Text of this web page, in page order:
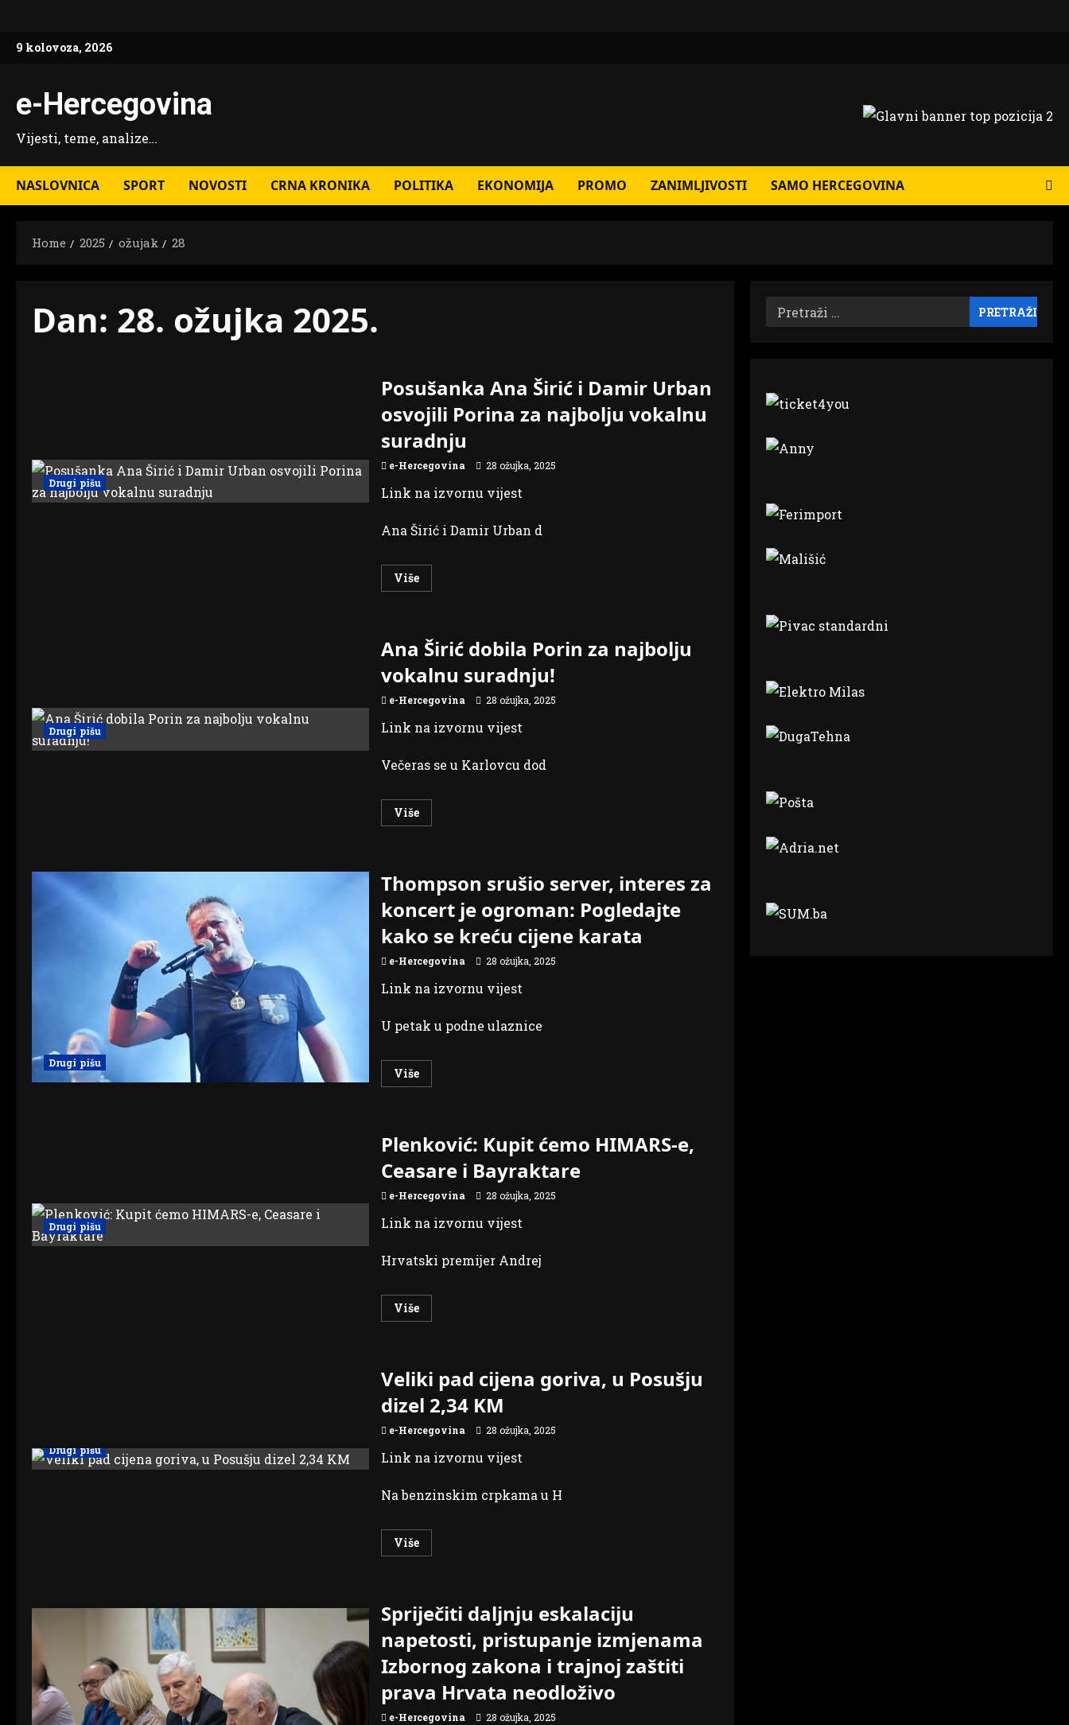
content
9 kolovoza, 2026
e-Hercegovina
Vijesti, teme, analize…
NASLOVNICA SPORT NOVOSTI CRNA KRONIKA POLITIKA EKONOMIJA PROMO ZANIMLJIVOSTI SAMO HERCEGOVINA
Home 2025 ožujak 28
Dan: 28. ožujka 2025.
Drugi pišu
Posušanka Ana Širić i Damir Urban
osvojili Porina za najbolju vokalnu
suradnju
e-Hercegovina 28 ožujka, 2025
Link na izvornu vijest
Ana Širić i Damir Urban d
VišeRead
more
Damir
Urban
osvojili
za
najbolju
vokalnu
suradnju
Drugi pišu
Ana Širić dobila Porin za najbolju
vokalnu suradnju!
e-Hercegovina 28 ožujka, 2025
Link na izvornu vijest
Večeras se u Karlovcu dod
VišeRead
more
Porin
za
najbolju
vokalnu
suradnju!
Drugi pišu
Thompson srušio server, interes za
koncert je ogroman: Pogledajte
kako se kreću cijene karata
e-Hercegovina 28 ožujka, 2025
Link na izvornu vijest
U petak u podne ulaznice
VišeRead
more
interes
za
koncert
je
Pogledajte
kako
se
kreću
Drugi pišu
Plenković: Kupit ćemo HIMARS-e,
Ceasare i Bayraktare
e-Hercegovina 28 ožujka, 2025
Link na izvornu vijest
Hrvatski premijer Andrej
VišeRead
more
HIMARS-
e,
Ceasare
i
Bayraktare
Drugi pišu
Veliki pad cijena goriva, u Posušju
dizel 2,34 KM
e-Hercegovina 28 ožujka, 2025
Link na izvornu vijest
Na benzinskim crpkama u H
VišeRead
more
goriva,
u
Posušju
dizel
KM
Spriječiti daljnju eskalaciju
napetosti, pristupanje izmjenama
Izbornog zakona i trajnoj zaštiti
prava Hrvata neodloživo
e-Hercegovina 28 ožujka, 2025
Pretraži: